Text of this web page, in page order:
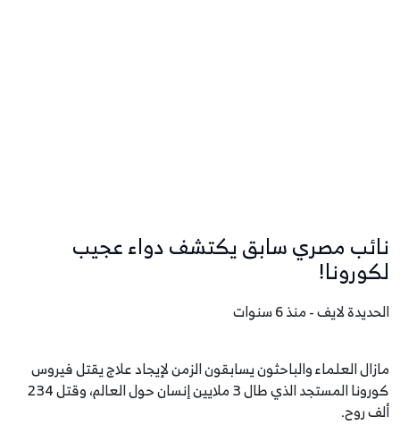
نائب مصري سابق يكتشف دواء عجيب
لكورونا!
الحديدة لايف - منذ 6 سنوات
مازال العلماء والباحثون يسابقون الزمن لإيجاد علاج يقتل فيروس
كورونا المستجد الذي طال 3 ملايين إنسان حول العالم، وقتل 234
ألف روح.